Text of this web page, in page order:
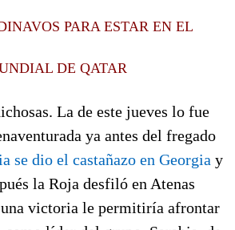
PARA ESTAR EN EL
DE QATAR
La de este jueves lo fue
ya antes del fregado
se dio el castañazo en Georgia y
la Roja desfiló en Atenas
una victoria le permitiría afrontar